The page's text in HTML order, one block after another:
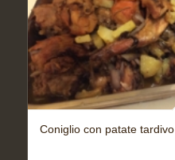
Coniglio con patate tardivo